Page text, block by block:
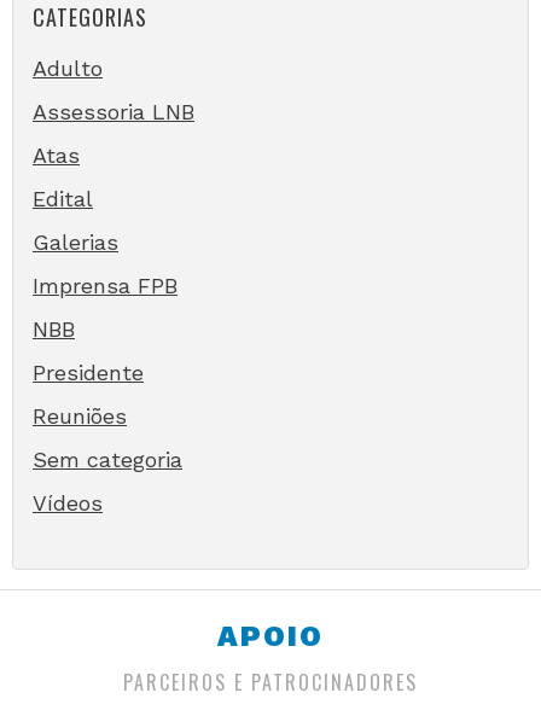
CATEGORIAS
Adulto
Assessoria LNB
Atas
Edital
Galerias
Imprensa FPB
NBB
Presidente
Reuniões
Sem categoria
Vídeos
APOIO
PARCEIROS E PATROCINADORES